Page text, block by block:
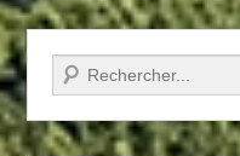
Recherche